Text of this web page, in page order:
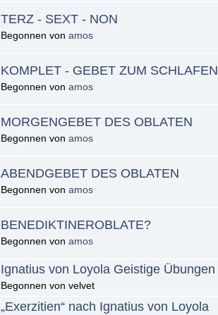
TERZ - SEXT - NON
Begonnen von amos
KOMPLET - GEBET ZUM
Begonnen von amos
MORGENGEBET DES OBLATEN
Begonnen von amos
ABENDGEBET DES OBLATEN
Begonnen von amos
BENEDIKTINEROBLATE?
Begonnen von amos
Ignatius von Loyola Geistige Übungen
Begonnen von velvet
„Exerzitien“ nach Ignatius von Loyola